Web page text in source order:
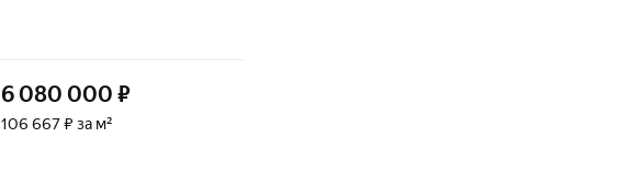
6 080 000 ₽
106 667 ₽ за м²